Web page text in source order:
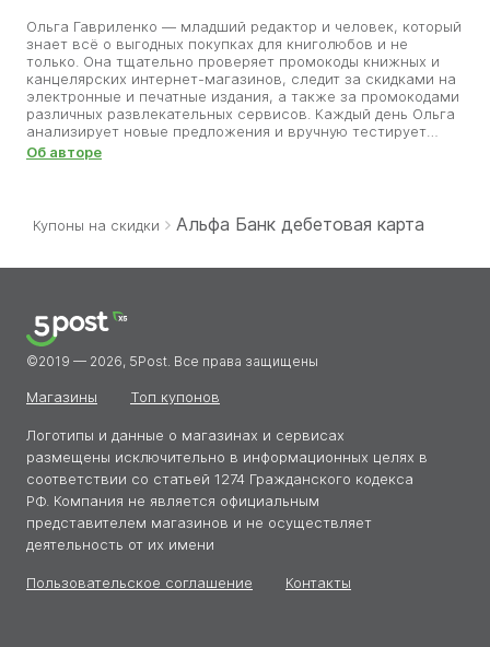
Ольга Гавриленко — младший редактор и человек, который
знает всё о выгодных покупках для книголюбов и не
только. Она тщательно проверяет промокоды книжных и
канцелярских интернет-магазинов, следит за скидками на
электронные и печатные издания, а также за промокодами
различных развлекательных сервисов. Каждый день Ольга
анализирует новые предложения и вручную тестирует
промокоды, чтобы пользователи сайта могли покупать
Об авторе
Купоны на скидки Альфа Банк дебетовая карта
©2019 — 2026, 5Post. Все права защищены
Магазины Топ купонов
Логотипы и данные о магазинах и сервисах
размещены исключительно в информационных целях в
соответствии со статьей 1274 Гражданского кодекса
РФ. Компания не является официальным
представителем магазинов и не осуществляет
деятельность от их имени
Пользовательское соглашение Контакты